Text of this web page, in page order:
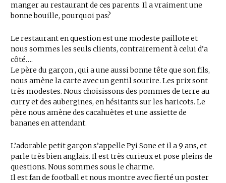
manger au restaurant de ces parents. Il a vraiment une
bonne bouille, pourquoi pas?
Le restaurant en question est une modeste paillote et
nous sommes les seuls clients, contrairement à celui d’a
côté….
Le père du garçon , qui a une aussi bonne tête que son fils,
nous amène la carte avec un gentil sourire. Les prix sont
très modestes. Nous choisissons des pommes de terre au
curry et des aubergines, en hésitants sur les haricots. Le
père nous amène des cacahuètes et une assiette de
bananes en attendant.
L’adorable petit garçon s’appelle Pyi Sone et il a 9 ans, et
parle très bien anglais. Il est très curieux et pose pleins de
questions. Nous sommes sous le charme.
Il est fan de football et nous montre avec fierté un poster